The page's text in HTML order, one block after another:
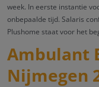
week. In eerste instantie
onbepaalde tijd. Salaris
Plushome staat voor het
Ambulant
Nijmegen